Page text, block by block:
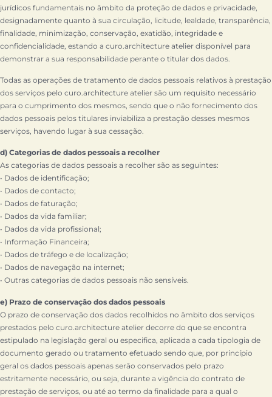
jurídicos fundamentais no âmbito da proteção de dados e privacidade,
designadamente quanto à sua circulação, licitude, lealdade, transparência,
finalidade, minimização, conservação, exatidão, integridade e
confidencialidade, estando a curo.architecture atelier disponível para
demonstrar a sua responsabilidade perante o titular dos dados.
Todas as operações de tratamento de dados pessoais relativos à prestação
dos serviços pelo curo.architecture atelier são um requisito necessário
para o cumprimento dos mesmos, sendo que o não fornecimento dos
dados pessoais pelos titulares inviabiliza a prestação desses mesmos
serviços, havendo lugar à sua cessação.
d) Categorias de dados pessoais a recolher
As categorias de dados pessoais a recolher são as seguintes:
• Dados de identificação;
• Dados de contacto;
• Dados de faturação;
• Dados da vida familiar;
• Dados da vida profissional;
• Informação Financeira;
• Dados de tráfego e de localização;
• Dados de navegação na internet;
• Outras categorias de dados pessoais não sensíveis.
e) Prazo de conservação dos dados pessoais
O prazo de conservação dos dados recolhidos no âmbito dos serviços
prestados pelo curo.architecture atelier decorre do que se encontra
estipulado na legislação geral ou especifica, aplicada a cada tipologia de
documento gerado ou tratamento efetuado sendo que, por princípio
geral os dados pessoais apenas serão conservados pelo prazo
estritamente necessário, ou seja, durante a vigência do contrato de
prestação de serviços, ou até ao termo da finalidade para a qual o